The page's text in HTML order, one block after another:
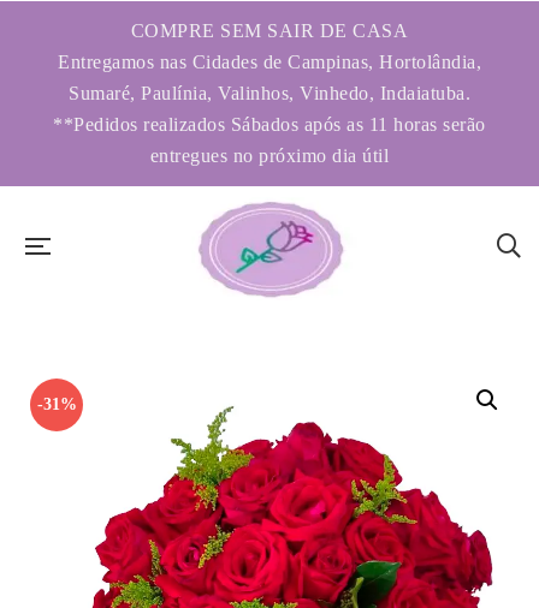
COMPRE SEM SAIR DE CASA
Entregamos nas Cidades de Campinas, Hortolândia,
Sumaré, Paulínia, Valinhos, Vinhedo, Indaiatuba.
**Pedidos realizados Sábados após as 11 horas serão
entregues no próximo dia útil
-31%